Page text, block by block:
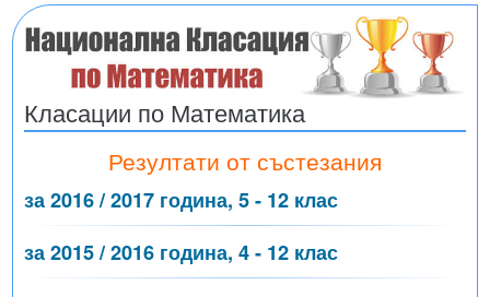
Класации по Математика
Резултати от състезания
за 2016 / 2017 година, 5 - 12 клас
за 2015 / 2016 година, 4 - 12 клас